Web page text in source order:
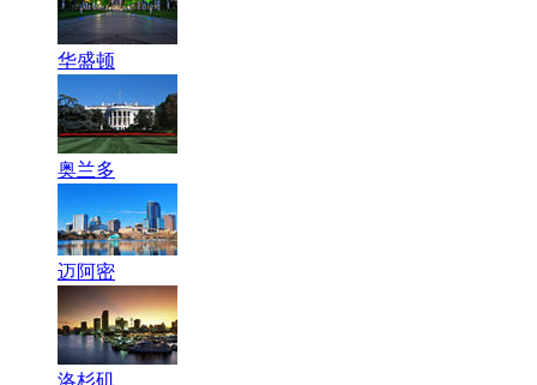
华盛顿
奥兰多
迈阿密
洛杉矶